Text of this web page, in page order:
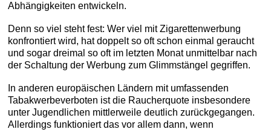
Abhängigkeiten entwickeln.
Denn so viel steht fest: Wer viel mit Zigarettenwerbung
konfrontiert wird, hat doppelt so oft schon einmal geraucht
und sogar dreimal so oft im letzten Monat unmittelbar nach
der Schaltung der Werbung zum Glimmstängel gegriffen.
In anderen europäischen Ländern mit umfassenden
Tabakwerbeverboten ist die Raucherquote insbesondere
unter Jugendlichen mittlerweile deutlich zurückgegangen.
Allerdings funktioniert das vor allem dann, wenn